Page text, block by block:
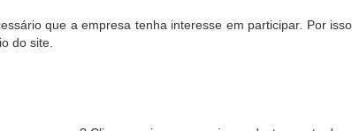
que a empresa tenha interesse em participar. Por
do site.